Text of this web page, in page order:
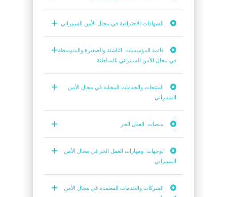
الشهادات الاحترافية في مجال الأمن السيبراني
قائمة المؤسسات الناشئة والصغيرة والمتوسطة
في مجال الأمن السيبراني بالسلطنة
المنتجات والخدمات المحلية في مجال الأمن
السيبراني
منصات العمل الحر
توجهات ومهارات العمل الحر في مجال الأمن
السيبراني
الشركات والخدمات المعتمدة في مجال الأمن